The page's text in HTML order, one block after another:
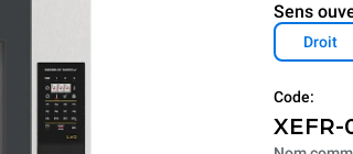
Sens
Droit
Code:
XEFR-